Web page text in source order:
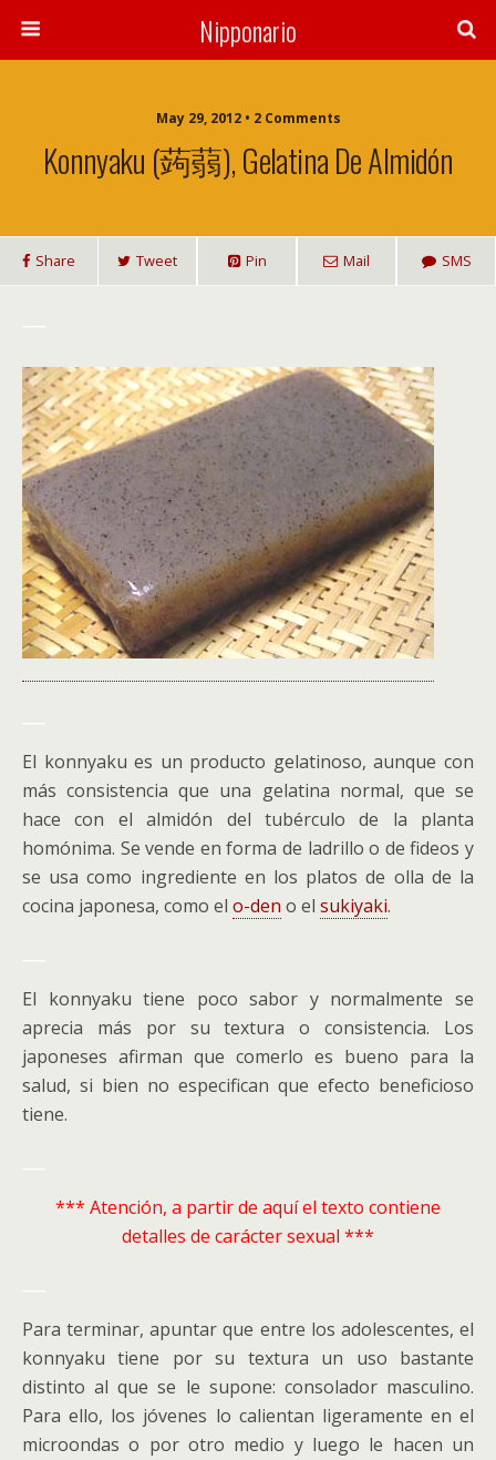
Nipponario
May 29, 2012 • 2 Comments
Konnyaku (蒟蒻), Gelatina De Almidón
Share Tweet Pin Mail SMS
El konnyaku es un producto gelatinoso, aunque con
más consistencia que una gelatina normal, que se
hace con el almidón del tubérculo de la planta
homónima. Se vende en forma de ladrillo o de fideos y
se usa como ingrediente en los platos de olla de la
cocina japonesa, como el o-den o el sukiyaki.
El konnyaku tiene poco sabor y normalmente se
aprecia más por su textura o consistencia. Los
japoneses afirman que comerlo es bueno para la
salud, si bien no especifican que efecto beneficioso
tiene.
*** Atención, a partir de aquí el texto contiene
detalles de carácter sexual ***
Para terminar, apuntar que entre los adolescentes, el
konnyaku tiene por su textura un uso bastante
distinto al que se le supone: consolador masculino.
Para ello, los jóvenes lo calientan ligeramente en el
microondas o por otro medio y luego le hacen un